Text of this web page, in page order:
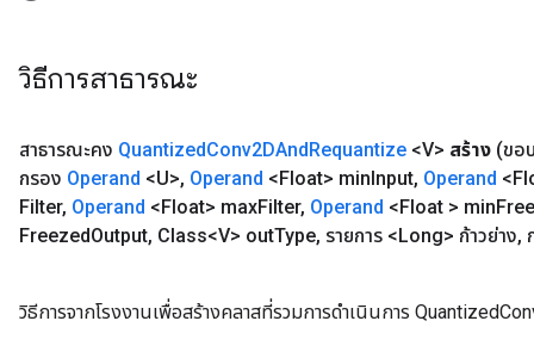
วิธีการสาธารณะ
สาธารณะคง QuantizedConv2DAndRequantize <V> สร้าง (ขอ
กรอง Operand <U>, Operand <Float> minInput, Operand
Filter, Operand <Float> maxFilter, Operand <Float > min
FreezedOutput, Class<V> outType, รายการ <Long> ก้าวย่าง,
วิธีการจากโรงงานเพื่อสร้างคลาสที่รวมการดำเนินการ